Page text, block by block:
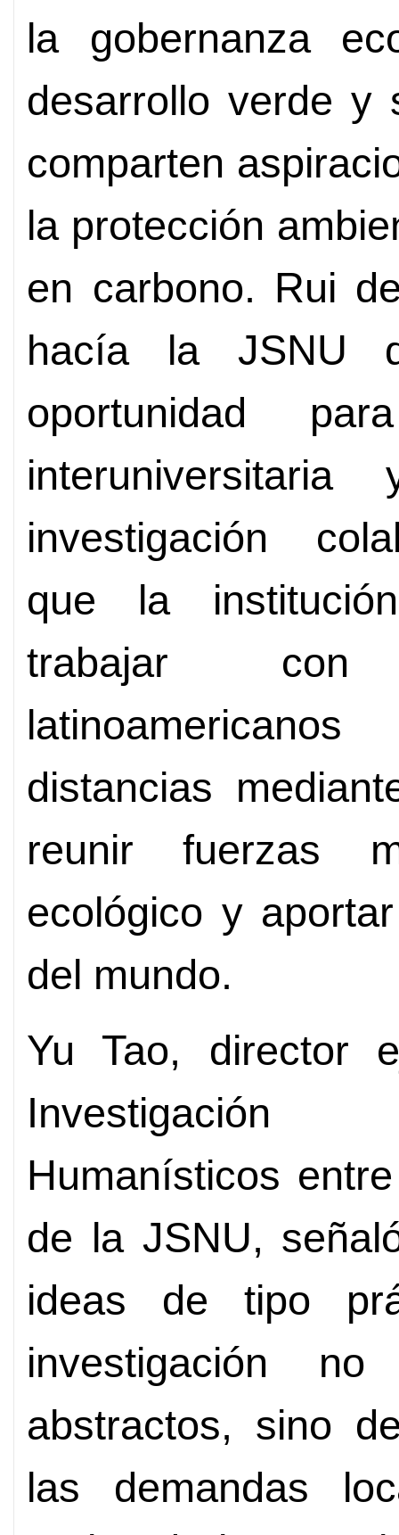
la gobernanza
desarrollo verde y
comparten
la protección
en carbono. Rui
hacía la JSNU
oportunidad
investigación
que la
trabajar con
distancias
reunir fuerzas
ecológico y
del mundo.
Yu Tao, director
Investigación
Humanísticos
de la JSNU,
ideas de tipo
investigación
abstractos, sino
las demandas